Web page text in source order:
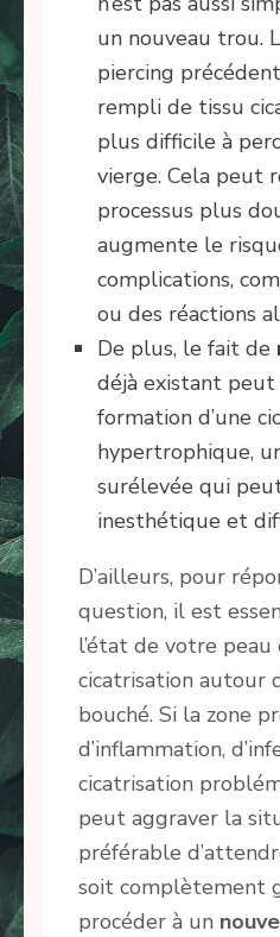
un nouveau trou.
piercing
rempli de tissu
plus difficile à
vierge. Cela peut
processus plus
augmente le
complications,
ou des réactions
De plus, le fait de
déjà existant
formation d’une
hypertrophique,
surélevée qui
inesthétique et
D’ailleurs, pour
question, il est
l’état de votre
cicatrisation autour
bouché. Si la zone
d’inflammation,
cicatrisation
peut aggraver la
préférable
soit complètement
procéder à un